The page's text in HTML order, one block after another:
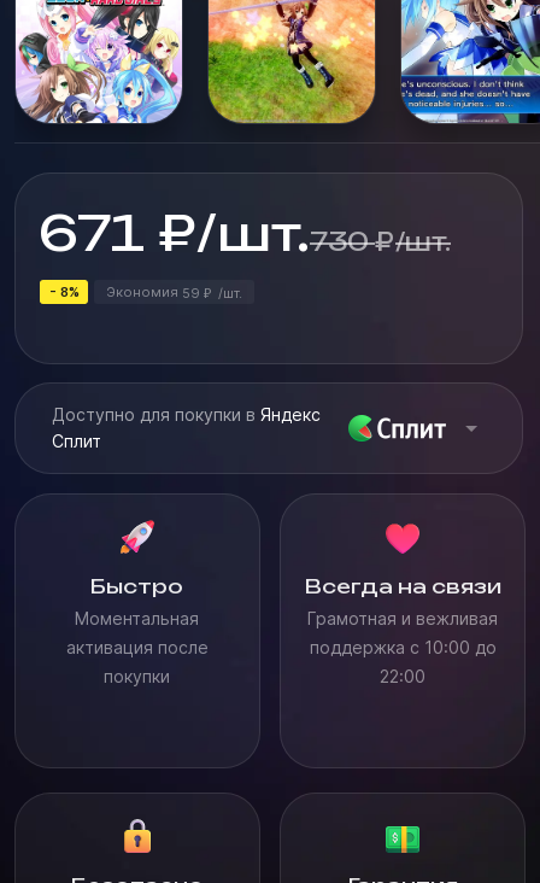
SEGA — Sega Hard Girls...
671 ₽/шт.730 ₽/шт.
- 8% Экономия 59 ₽ /шт.
Доступно для покупки в Яндекс
Сплит
Быстро
Моментальная
активация после
покупки
Всегда на связи
Грамотная и вежливая
поддержка с 10:00 до
22:00